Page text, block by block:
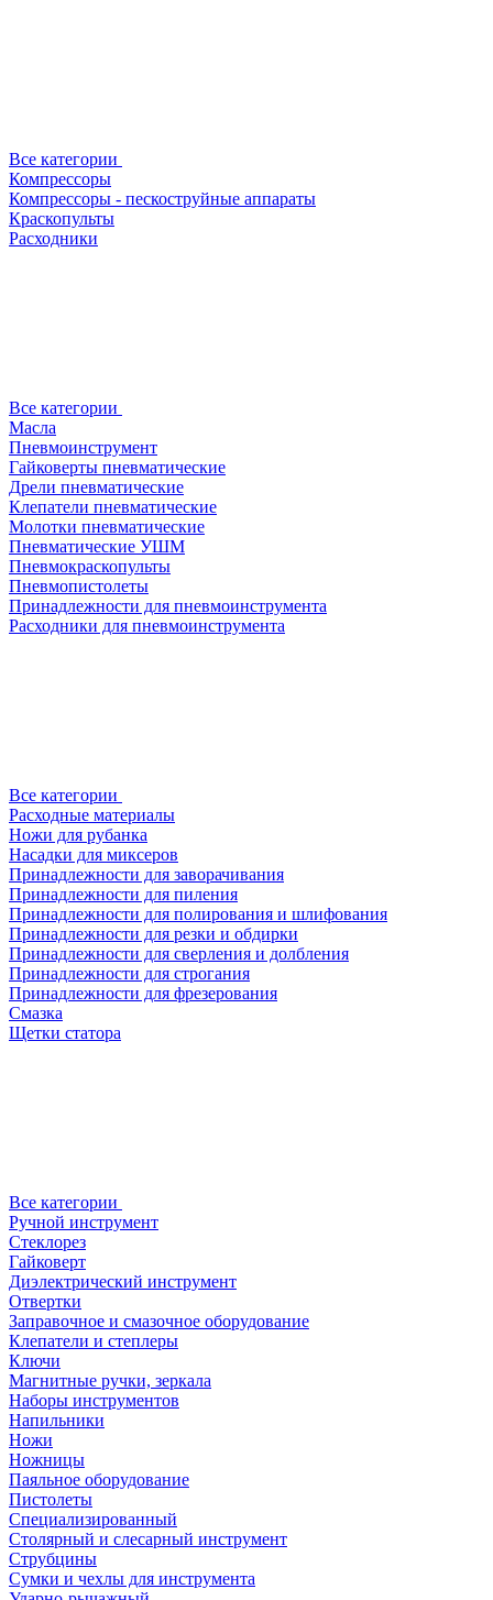
Все категории
Компрессоры
Компрессоры - пескоструйные аппараты
Краскопульты
Расходники
Все категории
Масла
Пневмоинструмент
Гайковерты пневматические
Дрели пневматические
Клепатели пневматические
Молотки пневматические
Пневматические УШМ
Пневмокраскопульты
Пневмопистолеты
Принадлежности для пневмоинструмента
Расходники для пневмоинструмента
Все категории
Расходные материалы
Ножи для рубанка
Насадки для миксеров
Принадлежности для заворачивания
Принадлежности для пиления
Принадлежности для полирования и шлифования
Принадлежности для резки и обдирки
Принадлежности для сверления и долбления
Принадлежности для строгания
Принадлежности для фрезерования
Смазка
Щетки статора
Все категории
Ручной инструмент
Стеклорез
Гайковерт
Диэлектрический инструмент
Отвертки
Заправочное и смазочное оборудование
Клепатели и степлеры
Ключи
Магнитные ручки, зеркала
Наборы инструментов
Напильники
Ножи
Ножницы
Паяльное оборудование
Пистолеты
Специализированный
Столярный и слесарный инструмент
Струбцины
Сумки и чехлы для инструмента